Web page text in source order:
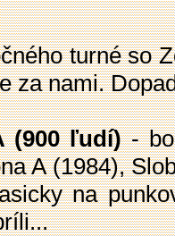
turné so
za nami.
(900 ľudí)-
A (1984),
na